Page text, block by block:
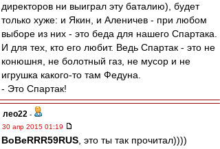
директоров ни выиграл эту баталию), будет
только хуже: и Якин, и Аленичев - при любом
выборе из них - это беда для нашего Спартака.
И для тех, кто его любит. Ведь Спартак - это не
конюшня, не болотный газ, не мусор и не
игрушка какого-то там Федуна.
- Это Спартак!
лео22 -
30 апр 2015 01:19
BoBeRRR59RUS , это ты так прочитал))))